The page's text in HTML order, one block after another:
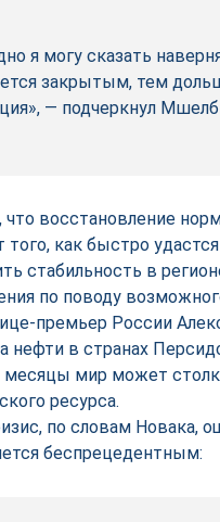
я могу сказать
закрытым, тем
— подчеркнул
что восстановление
того, как быстро
стабильность в
по поводу
премьер России
нефти в странах
мир может
ресурса.
по словам Новака,
беспрецедентным: